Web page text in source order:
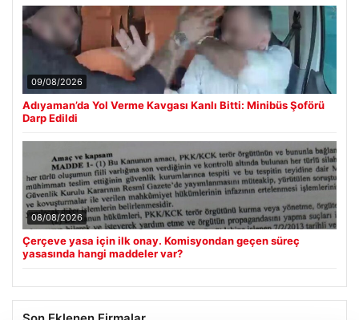
09/08/2026
Adıyaman’da Yol Verme Kavgası Kanlı Bitti: Minibüs Şoförü
Darp Edildi
08/08/2026
Çerçeve yasa için ilk onay. Komisyondan geçen süreç
yasasında hangi maddeler var?